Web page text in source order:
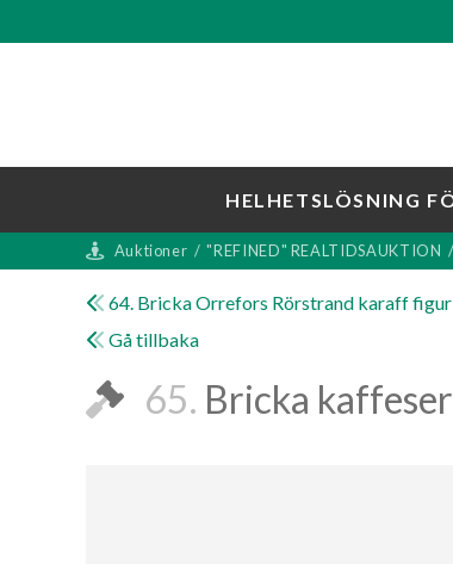
HELHETSLÖSNING
Auktioner / "REFINED" REALTIDSAUKTION /
64. Bricka Orrefors Rörstrand karaff
Gå tillbaka
65. Bricka